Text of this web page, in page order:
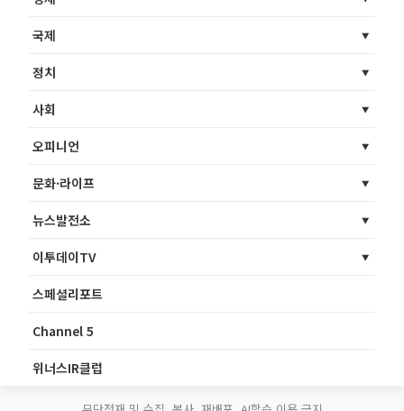
국제
정치
사회
오피니언
문화·라이프
뉴스발전소
이투데이TV
스페셜리포트
Channel 5
위너스IR클럽